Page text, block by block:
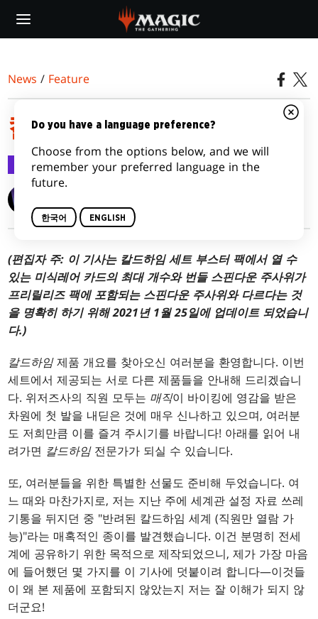
main
News / Feature
칼드하임 제품 개요
Feature 2021.01.26
(편집자 주: 이 기사는 칼드하임 세트 부스터 팩에서 열 수
있는 미식레어 카드의 최대 개수와 번들 스핀다운 주사위가
프리릴리즈 팩에 포함되는 스핀다운 주사위와 다르다는 것
을 명확히 하기 위해 2021년 1월 25일에 업데이트 되었습니
다.)
칼드하임제품 개요를 찾아오신 여러분을 환영합니다. 이번
세트에서 제공되는 서로 다른 제품들을 안내해 드리겠습니
다. 위저즈사의 직원 모두는 매직이 바이킹에 영감을 받은
차원에 첫 발을 내딛은 것에 매우 신나하고 있으며, 여러분
도 저희만큼 이를 즐겨 주시기를 바랍니다! 아래를 읽어 내
려가면 칼드하임전문가가 되실 수 있습니다.
또, 여러분들을 위한 특별한 선물도 준비해 두었습니다. 여
느 때와 마찬가지로, 저는 지난 주에 세계관 설정 자료 쓰레
기통을 뒤지던 중 "반려된 칼드하임 세계 (직원만 열람 가
능)"라는 매혹적인 종이를 발견했습니다. 이건 분명히 전세
계에 공유하기 위한 목적으로 제작되었으니, 제가 가장 마음
에 들어했던 몇 가지를 이 기사에 덧붙이려 합니다—이것들
이 왜 본 제품에 포함되지 않았는지 저는 잘 이해가 되지 않
더군요!
Do you have a language preference?
Choose from the options below, and we will
remember your preferred language in the
future.
한국어 ENGLISH